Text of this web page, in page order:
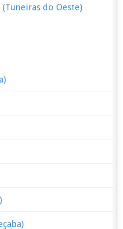
do Oeste)